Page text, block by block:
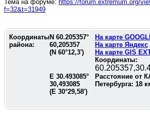
Тема на форуме: https://forum.extremum.org/
f=32&t=31949
Координаты
района:
N 60.205357°
60,205357
(N 60°12,3')
На карте
На карте Яндекс
На карте GIS
Координаты:
E 30.493085°
30,493085
(E 30°29,58')
Расстояние от
Петербурга: 18